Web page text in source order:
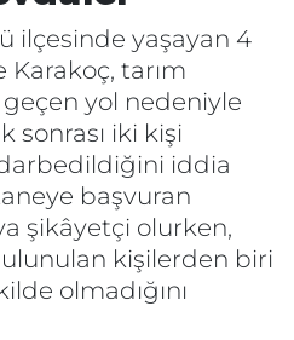
ilçesinde yaşayan 4
tarım
yol nedeniyle
sonrası iki kişi
iddia
başvuran
şikâyetçi olurken,
kişilerden biri
olmadığını